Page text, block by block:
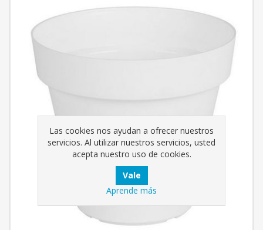
Las cookies nos ayudan a ofrecer nuestros
servicios. Al utilizar nuestros servicios, usted
acepta nuestro uso de cookies.
Aprende más